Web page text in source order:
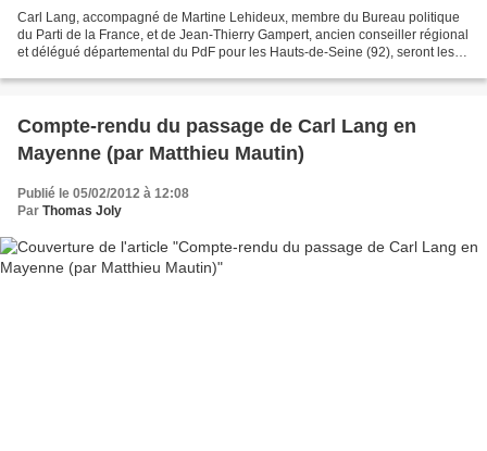
Carl Lang, accompagné de Martine Lehideux, membre du Bureau politique
du Parti de la France, et de Jean-Thierry Gampert, ancien conseiller régional
et délégué départemental du PdF pour les Hauts-de-Seine (92), seront les
Compte-rendu du passage de Carl Lang en
Mayenne (par Matthieu Mautin)
Publié le 05/02/2012 à 12:08
Par Thomas Joly